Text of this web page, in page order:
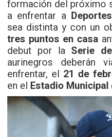
formación del próximo
a enfrentar a
sea distinta y con un
tres puntos en casa
debut por la Serie
aurinegros deberán
enfrentar, el 21 de
en el Estadio Municipal